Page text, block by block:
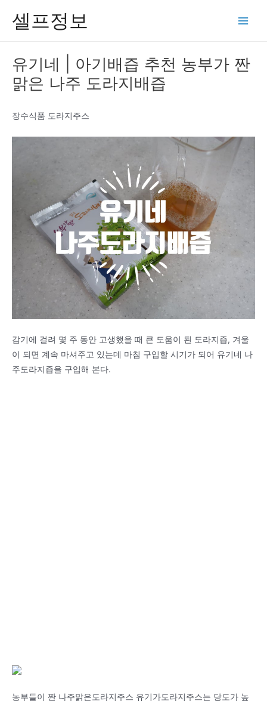
셀프정보
유기네 | 아기배즙 추천 농부가 짠
맑은 나주 도라지배즙
장수식품 도라지주스
감기에 걸려 몇 주 동안 고생했을 때 큰 도움이 된 도라지즙, 겨울
이 되면 계속 마셔주고 있는데 마침 구입할 시기가 되어 유기네 나
주도라지즙을 구입해 본다.
농부들이 짠 나주맑은도라지주스 유기가도라지주스는 당도가 높